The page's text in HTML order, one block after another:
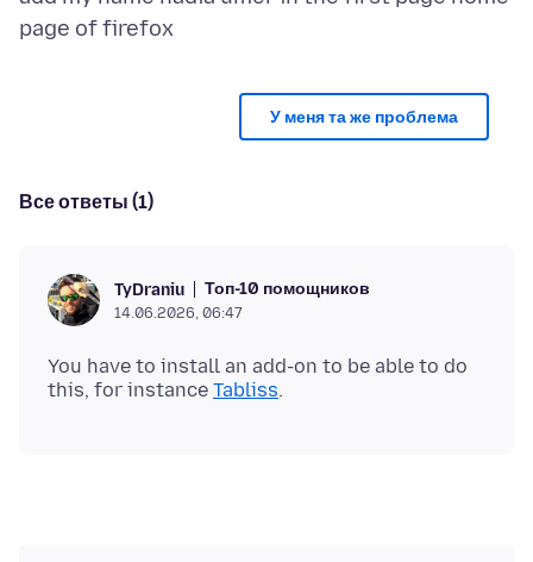
У меня та же проблема
Все ответы (1)
TyDraniu Топ-10 помощников
14.06.2026, 06:47
You have to install an add-on to be able to do
this, for instance Tabliss